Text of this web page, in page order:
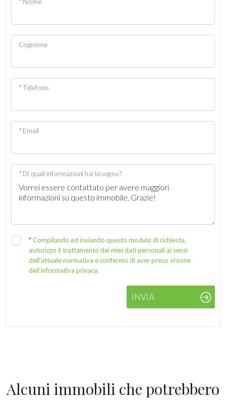
Cognome
* Telefono
* Email
* Di quali informazioni hai bisogno?
*Compilando ed inviando questo modulo di richiesta,
autorizzo il trattamento dei miei dati personali ai sensi
dell'attuale normativa e confermo di aver preso visione
dell'informativa privacy.
INVIA
Alcuni immobili che potrebbero